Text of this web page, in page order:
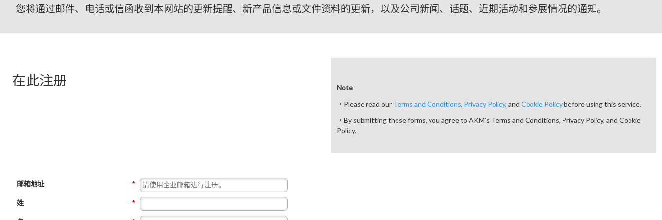
您将通过邮件、电话或信函收到本网站的更新提醒、新产品信息或文件资料的更新，以及公司新闻、话题、近期活动和参展情况的通知。
在此注册
Note
・Please read our Terms and Conditions, Privacy Policy, and Cookie Policybefore using this service.
・By submitting these forms, you agree to AKM’s Terms and Conditions, Privacy Policy, and Cookie
Policy.
*
邮箱地址
*
姓